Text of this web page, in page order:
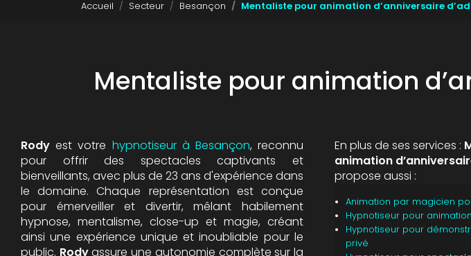
Accueil Secteur Besançon Mentaliste pour animation d’anniversaire
Mentaliste pour animation
Rody est votre hypnotiseur à Besançon, reconnu
pour offrir des spectacles captivants et
bienveillants, avec plus de 23 ans d'expérience dans
le domaine. Chaque représentation est conçue
pour émerveiller et divertir, mêlant habilement
hypnose, mentalisme, close-up et magie, créant
ainsi une expérience unique et inoubliable pour le
public. Rodyassure une autonomie complète sur la
En plus de ses services :
animation
propose aussi :
Animation par magicien
Hypnotiseur pour
Hypnotiseur pour
privé